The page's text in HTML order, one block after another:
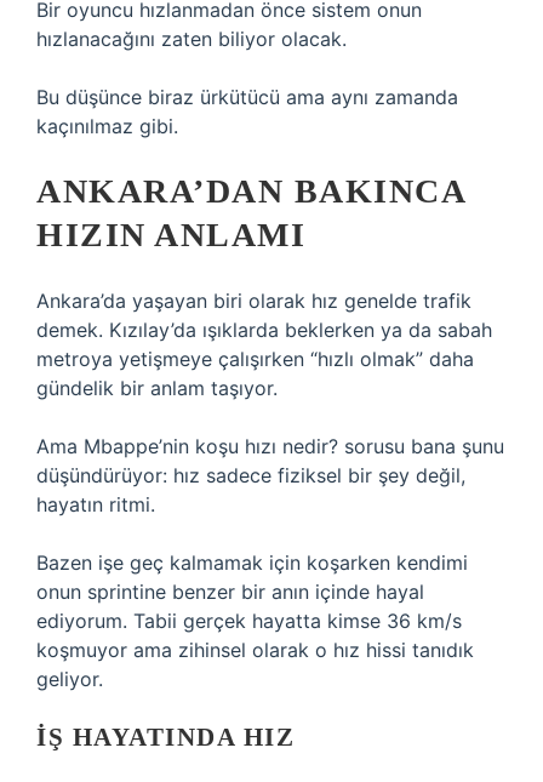
Bir oyuncu hızlanmadan önce sistem onun
hızlanacağını zaten biliyor olacak.
Bu düşünce biraz ürkütücü ama aynı zamanda
kaçınılmaz gibi.
ANKARA’DAN BAKINCA
HIZIN ANLAMI
Ankara’da yaşayan biri olarak hız genelde trafik
demek. Kızılay’da ışıklarda beklerken ya da sabah
metroya yetişmeye çalışırken “hızlı olmak” daha
gündelik bir anlam taşıyor.
Ama Mbappe’nin koşu hızı nedir? sorusu bana şunu
düşündürüyor: hız sadece fiziksel bir şey değil,
hayatın ritmi.
Bazen işe geç kalmamak için koşarken kendimi
onun sprintine benzer bir anın içinde hayal
ediyorum. Tabii gerçek hayatta kimse 36 km/s
koşmuyor ama zihinsel olarak o hız hissi tanıdık
geliyor.
İŞ HAYATINDA HIZ